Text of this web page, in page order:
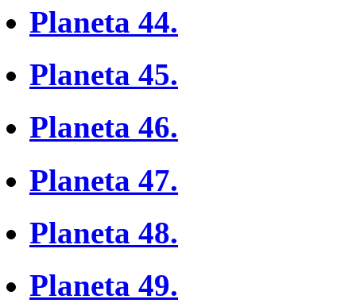
Planeta 44.
Planeta 45.
Planeta 46.
Planeta 47.
Planeta 48.
Planeta 49.